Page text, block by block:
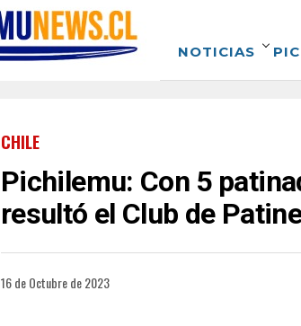
NOTICIAS
CHILE
Pichilemu: Con 5
resultó el Club de
16 de Octubre de 2023